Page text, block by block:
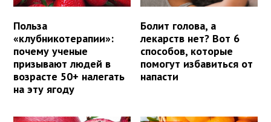
Польза
«клубникотерапии»:
почему ученые
призывают людей в
возрасте 50+ налегать
на эту ягоду
Болит голова, а
лекарств нет? Вот 6
способов, которые
помогут избавиться от
напасти